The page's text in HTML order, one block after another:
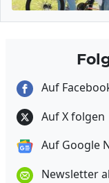
Auf
Auf X folgen
Auf Google
Newsletter